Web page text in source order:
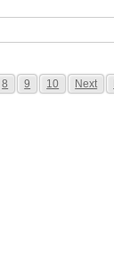
8 9 10 Next